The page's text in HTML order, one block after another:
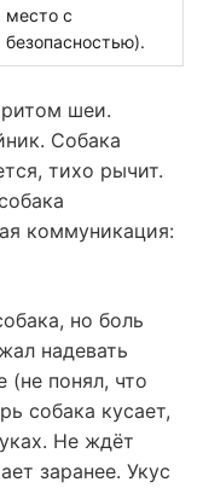
место с
безопасностью).
шеи.
Собака
тихо рычит.
коммуникация:
но боль
надевать
(не понял, что
собака кусает,
Не ждёт
заранее. Укус